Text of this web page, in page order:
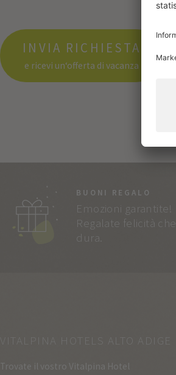
INVIA RICHIESTA
e ricevi un‘offerta di vacanza
BUONI REGALO
Emozioni garantite!
Regalate felicità che
dura.
VITALPINA HOTELS ALTO ADIGE
Trovate il vostro Vitalpina Hotel